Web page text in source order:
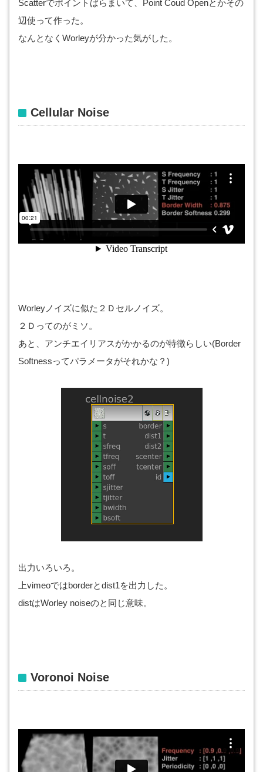
Scatterでポイントばらまいて、Point Coud Openとかその
辺使って作った。
なんとなくWorleyが分かった気がした。
Cellular Noise
Worleyノイズに似た２Ｄセルノイズ。
２Ｄってのがミソ。
あと、アンチエイリアスがかかるのが特徴らしい(Border
Softnessってパラメータがそれかな？)
出力いろいろ。
上vimeoではborderとdist1を出力した。
distはWorley noiseのと同じ意味。
Voronoi Noise